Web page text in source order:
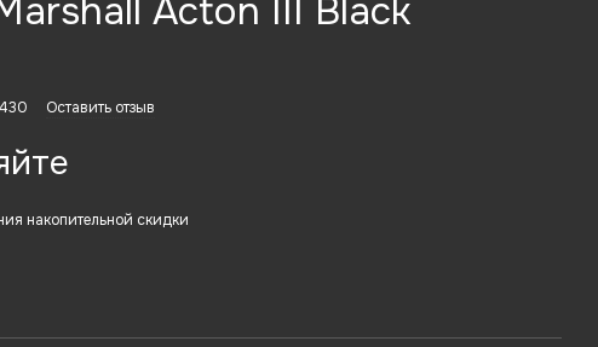
Acton III Black
Оставить отзыв
накопительной скидки